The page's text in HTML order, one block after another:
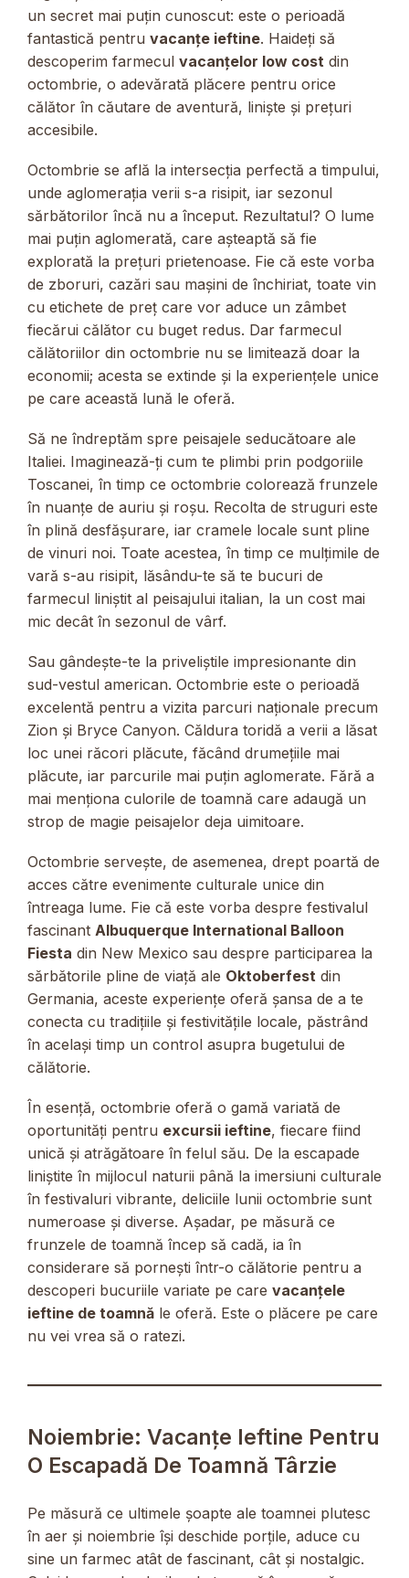
un secret mai puțin cunoscut: este o perioadă
fantastică pentru vacanțe ieftine. Haideți să
descoperim farmecul vacanțelor low cost din
octombrie, o adevărată plăcere pentru orice
călător în căutare de aventură, liniște și prețuri
accesibile.
Octombrie se află la intersecția perfectă a timpului,
unde aglomerația verii s-a risipit, iar sezonul
sărbătorilor încă nu a început. Rezultatul? O lume
mai puțin aglomerată, care așteaptă să fie
explorată la prețuri prietenoase. Fie că este vorba
de zboruri, cazări sau mașini de închiriat, toate vin
cu etichete de preț care vor aduce un zâmbet
fiecărui călător cu buget redus. Dar farmecul
călătoriilor din octombrie nu se limitează doar la
economii; acesta se extinde și la experiențele unice
pe care această lună le oferă.
Să ne îndreptăm spre peisajele seducătoare ale
Italiei. Imaginează-ți cum te plimbi prin podgoriile
Toscanei, în timp ce octombrie colorează frunzele
în nuanțe de auriu și roșu. Recolta de struguri este
în plină desfășurare, iar cramele locale sunt pline
de vinuri noi. Toate acestea, în timp ce mulțimile de
vară s-au risipit, lăsându-te să te bucuri de
farmecul liniștit al peisajului italian, la un cost mai
mic decât în sezonul de vârf.
Sau gândește-te la priveliștile impresionante din
sud-vestul american. Octombrie este o perioadă
excelentă pentru a vizita parcuri naționale precum
Zion și Bryce Canyon. Căldura toridă a verii a lăsat
loc unei răcori plăcute, făcând drumețiile mai
plăcute, iar parcurile mai puțin aglomerate. Fără a
mai menționa culorile de toamnă care adaugă un
strop de magie peisajelor deja uimitoare.
Octombrie servește, de asemenea, drept poartă de
acces către evenimente culturale unice din
întreaga lume. Fie că este vorba despre festivalul
fascinant Albuquerque International Balloon
Fiesta din New Mexico sau despre participarea la
sărbătorile pline de viață ale Oktoberfest din
Germania, aceste experiențe oferă șansa de a te
conecta cu tradițiile și festivitățile locale, păstrând
în același timp un control asupra bugetului de
călătorie.
În esență, octombrie oferă o gamă variată de
oportunități pentru excursii ieftine, fiecare fiind
unică și atrăgătoare în felul său. De la escapade
liniștite în mijlocul naturii până la imersiuni culturale
în festivaluri vibrante, deliciile lunii octombrie sunt
numeroase și diverse. Așadar, pe măsură ce
frunzele de toamnă încep să cadă, ia în
considerare să pornești într-o călătorie pentru a
descoperi bucuriile variate pe care vacanțele
ieftine de toamnă le oferă. Este o plăcere pe care
nu vei vrea să o ratezi.
Noiembrie: Vacanțe Ieftine Pentru
O Escapadă De Toamnă Târzie
Pe măsură ce ultimele șoapte ale toamnei plutesc
în aer și noiembrie își deschide porțile, aduce cu
sine un farmec atât de fascinant, cât și nostalgic.